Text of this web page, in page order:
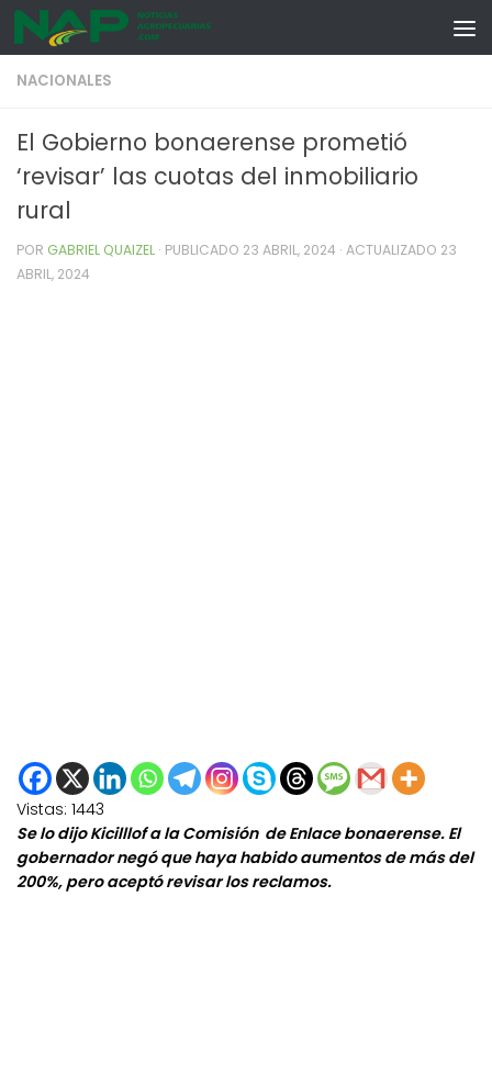
Skip to content
NACIONALES
El Gobierno bonaerense prometió
‘revisar’ las cuotas del inmobiliario
rural
POR GABRIEL QUAIZEL · PUBLICADO 23 ABRIL, 2024 · ACTUALIZADO 23
ABRIL, 2024
Vistas: 1443
Se lo dijo Kicilllof a la Comisión de Enlace bonaerense. El
gobernador negó que haya habido aumentos de más del
200%, pero aceptó revisar los reclamos.